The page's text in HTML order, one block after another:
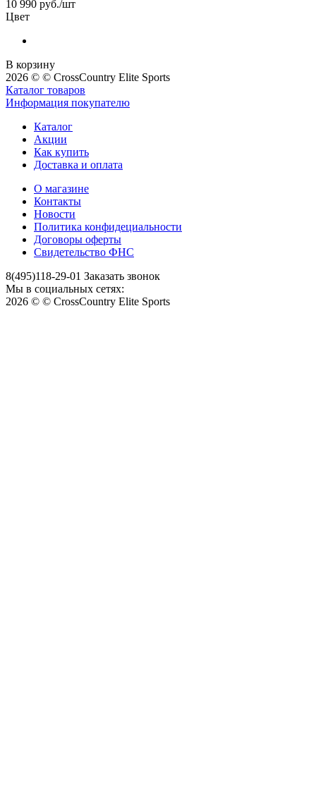
10 990 руб./шт
Цвет
В корзину
2026 © © CrossCountry Elite Sports
Каталог товаров
Информация покупателю
Каталог
Акции
Как купить
Доставка и оплата
О магазине
Контакты
Новости
Политика конфидециальности
Договоры оферты
Свидетельство ФНС
8(495)118-29-01 Заказать звонок
Мы в социальных сетях:
2026 © © CrossCountry Elite Sports